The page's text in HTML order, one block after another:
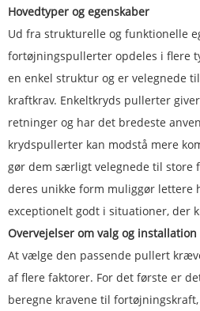
Hovedtyper og egenskaber
Ud fra strukturelle og funktionelle
fortøjningspullerter opdeles i flere
en enkel struktur og er velegnede
kraftkrav. Enkeltkryds pullerter
retninger og har det bredeste
krydspullerter kan modstå mere
gør dem særligt velegnede til store
deres unikke form muliggør lettere
exceptionelt godt i situationer, der
Overvejelser om valg og installation
At vælge den passende pullert
af flere faktorer. For det første er
beregne kravene til